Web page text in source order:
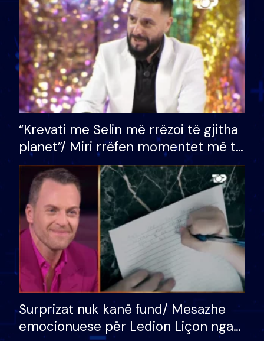
“Krevati me Selin më rrëzoi të gjitha
planet”/ Miri rrëfen momentet më të
bukura në shtëpinë e BB VIP: Do më
mungojë zilja e mëngjesit kur…
Surprizat nuk kanë fund/ Mesazhe
emocionuese për Ledion Liçon nga